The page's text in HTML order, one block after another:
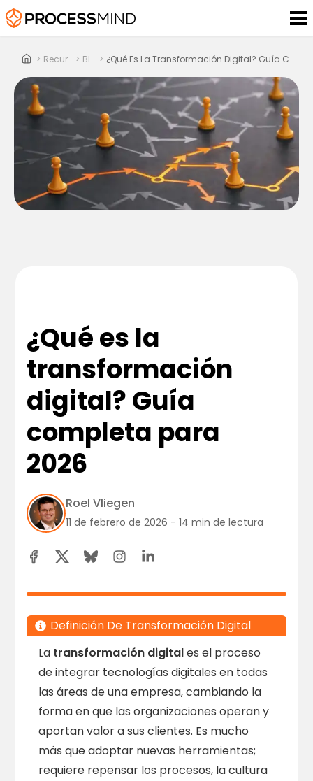
> Recursos > Blog > ¿Qué Es La Transformación Digital? Guía Completa Para 2026
¿Qué es la
transformación
digital? Guía
completa para
2026
Roel Vliegen
11 de febrero de 2026 - 14 min de lectura
Definición De Transformación Digital
La transformación digitales el proceso
de integrar tecnologías digitales en todas
las áreas de una empresa, cambiando la
forma en que las organizaciones operan y
aportan valor a sus clientes. Es mucho
más que adoptar nuevas herramientas;
requiere repensar los procesos, la cultura